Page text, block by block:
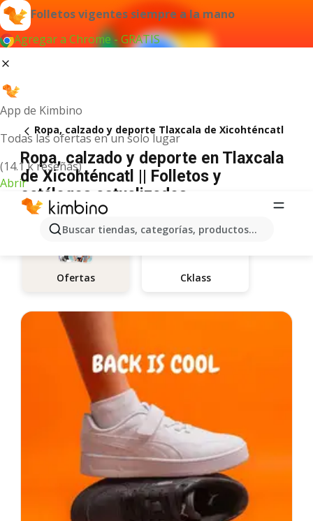
Folletos vigentes siempre a la mano
Agregar a Chrome - GRATIS
App de Kimbino
Todas las ofertas en un solo lugar
(14.1 k reseñas)
Abrir
Buscar tiendas, categorías, productos...
Ropa, calzado y deporte Tlaxcala de Xicohténcatl
Ropa, calzado y deporte en Tlaxcala
de Xicohténcatl || Folletos y
catálogos actualizados
Ofertas Cklass